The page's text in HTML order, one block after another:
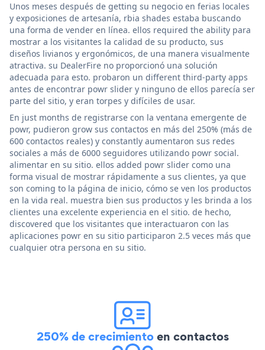
Unos meses después de getting su negocio en ferias locales
y exposiciones de artesanía, rbia shades estaba buscando
una forma de vender en línea. ellos required the ability para
mostrar a los visitantes la calidad de su producto, sus
diseños livianos y ergonómicos, de una manera visualmente
atractiva. su DealerFire no proporcionó una solución
adecuada para esto. probaron un different third-party apps
antes de encontrar powr slider y ninguno de ellos parecía ser
parte del sitio, y eran torpes y difíciles de usar.
En just months de registrarse con la ventana emergente de
powr, pudieron grow sus contactos en más del 250% (más de
600 contactos reales) y constantly aumentaron sus redes
sociales a más de 6000 seguidores utilizando powr social.
alimentar en su sitio. ellos added powr slider como una
forma visual de mostrar rápidamente a sus clientes, ya que
son coming to la página de inicio, cómo se ven los productos
en la vida real. muestra bien sus productos y les brinda a los
clientes una excelente experiencia en el sitio. de hecho,
discovered que los visitantes que interactuaron con las
aplicaciones powr en su sitio participaron 2.5 veces más que
cualquier otra persona en su sitio.
250% de crecimientoen contactos